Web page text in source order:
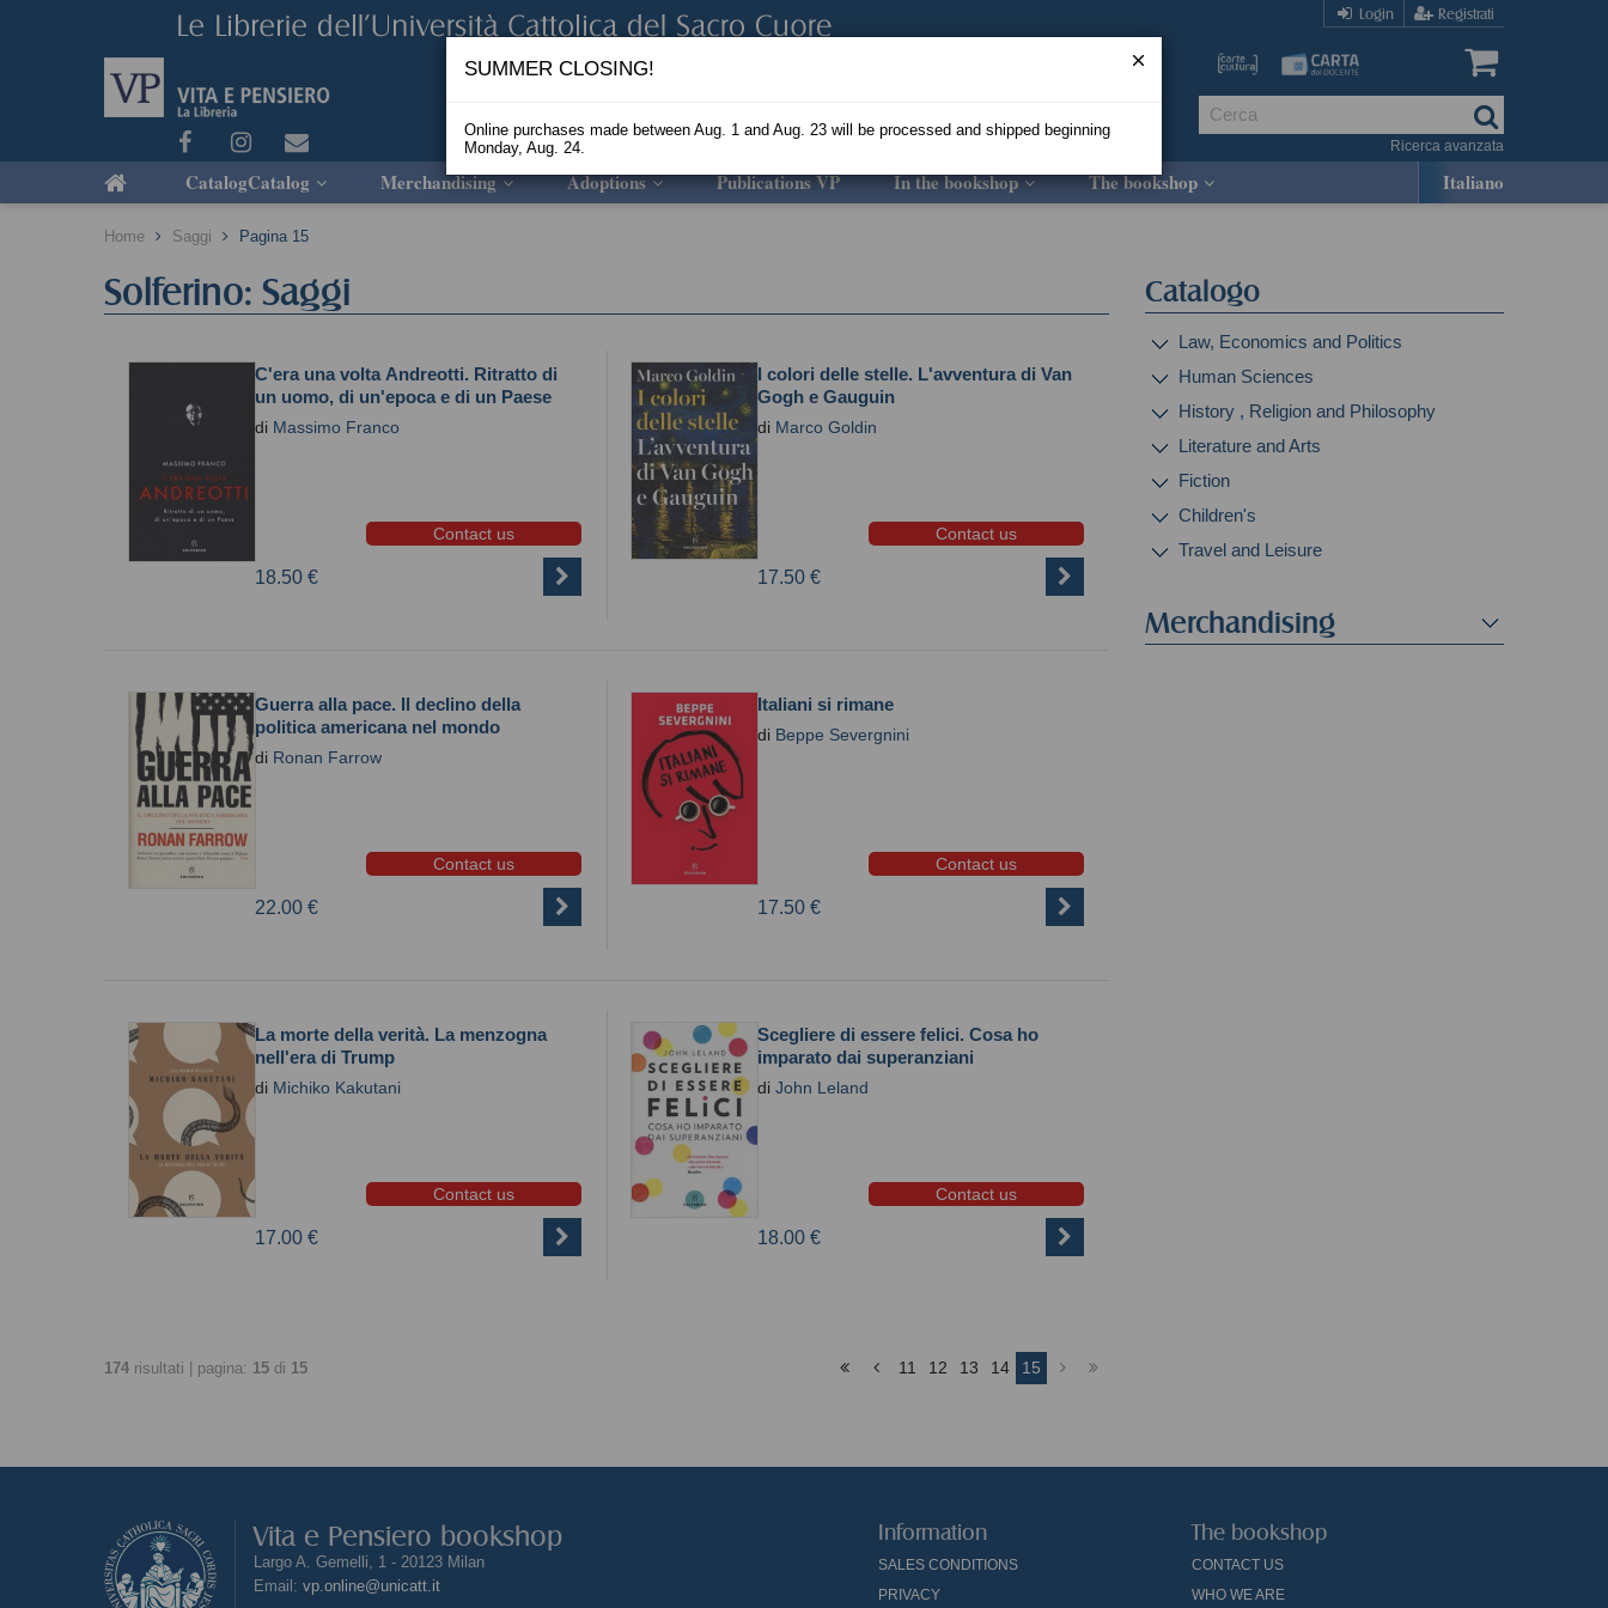
Login Registrati
Ricerca avanzata
CatalogCatalog Merchandising Adoptions Publications VP In the bookshop The bookshop Italiano
Home Saggi Pagina 15
Solferino: Saggi
C'era una volta Andreotti. Ritratto di
un uomo, di un'epoca e di un Paese
di Massimo Franco
Contact us
18.50 €
I colori delle stelle. L'avventura di Van
Gogh e Gauguin
di Marco Goldin
Contact us
17.50 €
Guerra alla pace. Il declino della
politica americana nel mondo
di Ronan Farrow
Contact us
22.00 €
Italiani si rimane
di Beppe Severgnini
Contact us
17.50 €
La morte della verità. La menzogna
nell'era di Trump
di Michiko Kakutani
Contact us
17.00 €
Scegliere di essere felici. Cosa ho
imparato dai superanziani
di John Leland
Contact us
18.00 €
174 risultati | pagina: 15 di 15 11 12 13 14 15
Catalogo
Law, Economics and Politics
Human Sciences
History , Religion and Philosophy
Literature and Arts
Fiction
Children's
Travel and Leisure
Merchandising
Vita e Pensiero bookshop
Largo A. Gemelli, 1 - 20123 Milan
Email: vp.online@unicatt.it
Information
SALES CONDITIONS
PRIVACY
The bookshop
CONTACT US
WHO WE ARE
SUMMER CLOSING!
Online purchases made between Aug. 1 and Aug. 23 will be processed and shipped beginning
Monday, Aug. 24.